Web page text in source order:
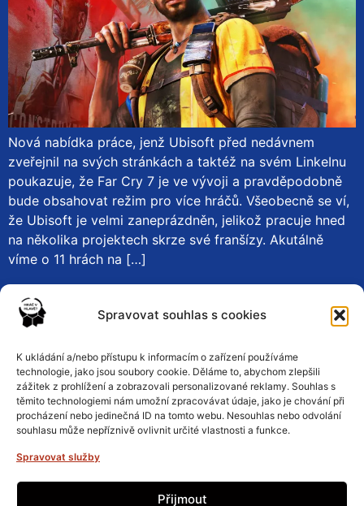
Spravovat souhlas s cookies
K ukládání a/nebo přístupu k informacím o zařízení používáme
technologie, jako jsou soubory cookie. Děláme to, abychom zlepšili
zážitek z prohlížení a zobrazovali personalizované reklamy. Souhlas s
těmito technologiemi nám umožní zpracovávat údaje, jako je chování při
procházení nebo jedinečná ID na tomto webu. Nesouhlas nebo odvolání
souhlasu může nepříznivě ovlivnit určité vlastnosti a funkce.
Spravovat služby
Přijmout
Nová nabídka práce, jenž Ubisoft před nedávnem
zveřejnil na svých stránkách a taktéž na svém LinkeInu
poukazuje, že Far Cry 7 je ve vývoji a pravděpodobně
bude obsahovat režim pro více hráčů. Všeobecně se ví,
že Ubisoft je velmi zaneprázdněn, jelikož pracuje hned
na několika projektech skrze své franšízy. Akutálně
víme o 11 hrách na […]
Previous
Zásady ochrany osobních údajů
Podmínky a pravidla
Zásady cookies